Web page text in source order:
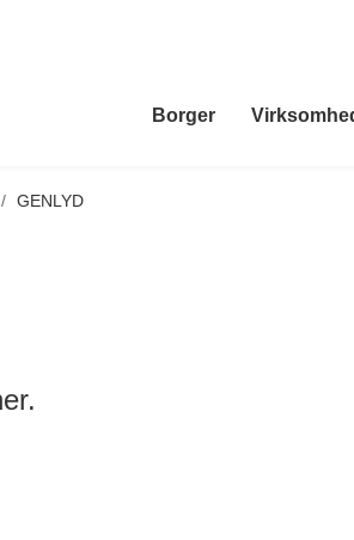
Borger
/ GENLYD